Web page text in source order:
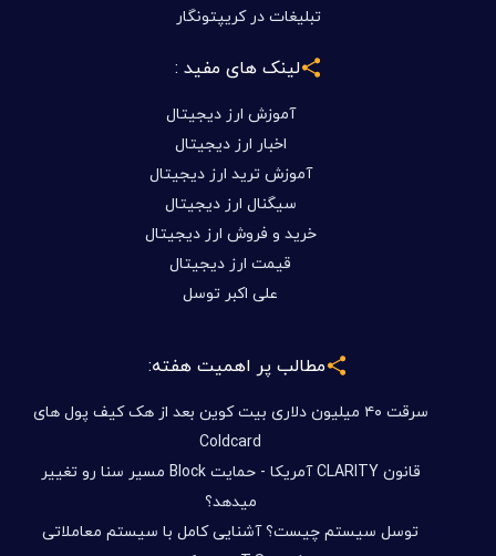
تبلیغات در کریپتونگار
لینک های مفید :
آموزش ارز دیجیتال
اخبار ارز دیجیتال
آموزش ترید ارز دیجیتال
سیگنال ارز دیجیتال
خرید و فروش ارز دیجیتال
قیمت ارز دیجیتال
علی اکبر توسل
مطالب پر اهمیت هفته:
سرقت ۴۰ میلیون دلاری بیت کوین بعد از هک کیف پول های
Coldcard
قانون CLARITY آمریکا - حمایت Block مسیر سنا رو تغییر
میدهد؟
توسل سیستم چیست؟ آشنایی کامل با سیستم معاملاتی